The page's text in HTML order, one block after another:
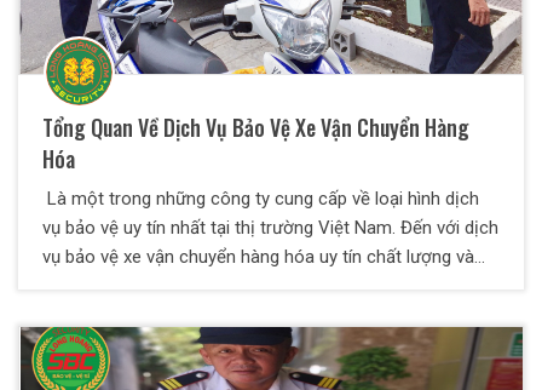
Tổng Quan Về Dịch Vụ Bảo Vệ Xe Vận Chuyển Hàng
Hóa
Là một trong những công ty cung cấp về loại hình dịch
vụ bảo vệ uy tín nhất tại thị trường Việt Nam. Đến với dịch
vụ bảo vệ xe vận chuyển hàng hóa uy tín chất lượng và
giúp phòng tránh mọi rủi ro xảy ra trong quá trình vận
chuyển hàng hóa và đảm bảo được độ an toàn cho hàng